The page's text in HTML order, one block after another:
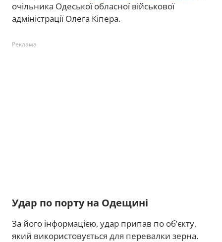
очільника Одеської обласної військової
адміністрації Олега Кіпера.
Реклама
Удар по порту на Одещині
За його інформацією, удар припав по об’єкту,
який використовується для перевалки зерна.